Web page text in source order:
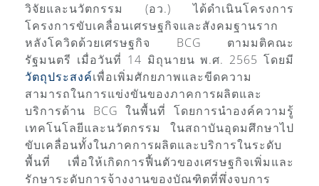
วิจัยและนวัตกรรม (อว.) ได้ดำเนินโครงการ
โครงการขับเคลื่อนเศรษฐกิจและสังคมฐานราก
หลังโควิดด้วยเศรษฐกิจ BCG ตามมติคณะ
รัฐมนตรี เมื่อวันที่ 14 มิถุนายน พ.ศ. 2565 โดยมี
วัตถุประสงค์เพื่อเพิ่มศักยภาพและขีดความ
สามารถในการแข่งขันของภาคการผลิตและ
บริการด้าน BCG ในพื้นที่ โดยการนำองค์ความรู้
เทคโนโลยีและนวัตกรรม ในสถาบันอุดมศึกษาไป
ขับเคลื่อนทั้งในภาคการผลิตและบริการในระดับ
พื้นที่ เพื่อให้เกิดการฟื้นตัวของเศรษฐกิจเพิ่มและ
รักษาระดับการจ้างงานของบัณฑิตที่พึ่งจบการ